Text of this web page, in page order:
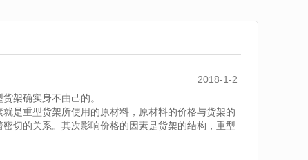
2018-1-2
架确实身不由己的。
是重型货架所使用的原材料，原材料的价格与货架的
切的关系。其次影响价格的因素是货架的结构，重型